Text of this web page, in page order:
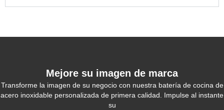
Mejore su imagen de marca
Transforme la imagen de su negocio con nuestra batería de cocina de
acero inoxidable personalizada de primera calidad. Impulse al instante
su